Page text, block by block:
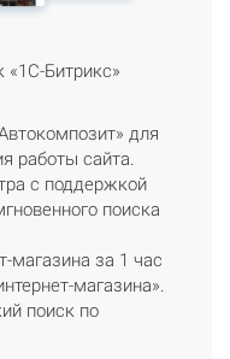
Битрикс»
для
работы сайта.
с поддержкой
поиска
магазина за 1 час
магазина».
поиск по